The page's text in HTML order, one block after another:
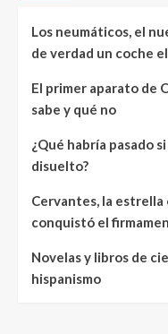
Los neumáticos, el
de verdad un coche
El primer aparato de
sabe y qué no
¿Qué habría pasado
disuelto?
Cervantes, la
conquistó el
Novelas y libros de
hispanismo